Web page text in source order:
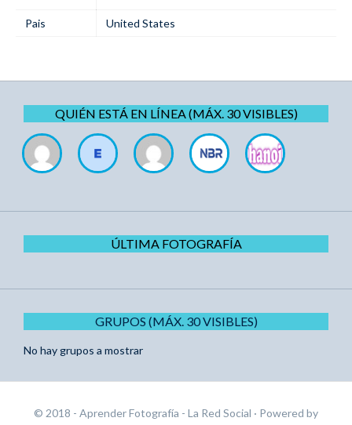
Pais United States
QUIÉN ESTÁ EN LÍNEA (MÁX. 30 VISIBLES)
ÚLTIMA FOTOGRAFÍA
GRUPOS (MÁX. 30 VISIBLES)
No hay grupos a mostrar
© 2018 - Aprender Fotografía - La Red Social · Powered by